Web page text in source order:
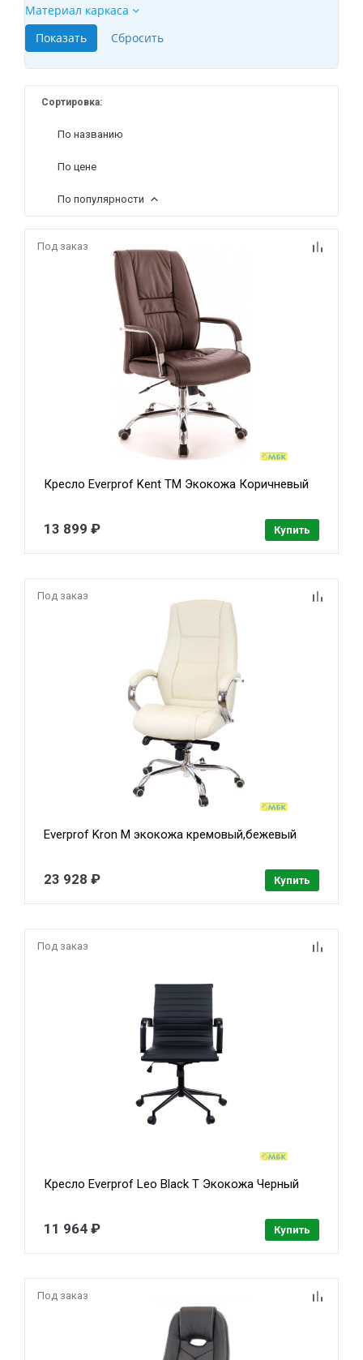
Материал каркаса
Сортировка:
По названию
По цене
По популярности
Под заказ
Кресло Everprof Kent TM Экокожа Коричневый
13 899 ₽ Купить
Под заказ
Everprof Kron M экокожа кремовый,бежевый
23 928 ₽ Купить
Под заказ
Кресло Everprof Leo Black T Экокожа Черный
11 964 ₽ Купить
Под заказ